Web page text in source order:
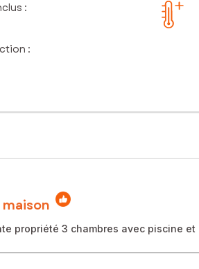
:
:
propriété 3 chambres avec piscine